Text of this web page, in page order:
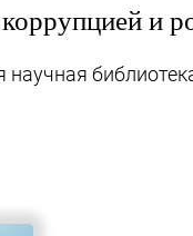
и